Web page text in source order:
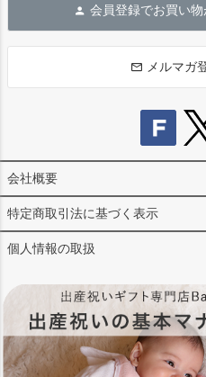
会員登録でお買い物
メルマガ
会社概要
特定商取引法に基づく表示
個人情報の取扱